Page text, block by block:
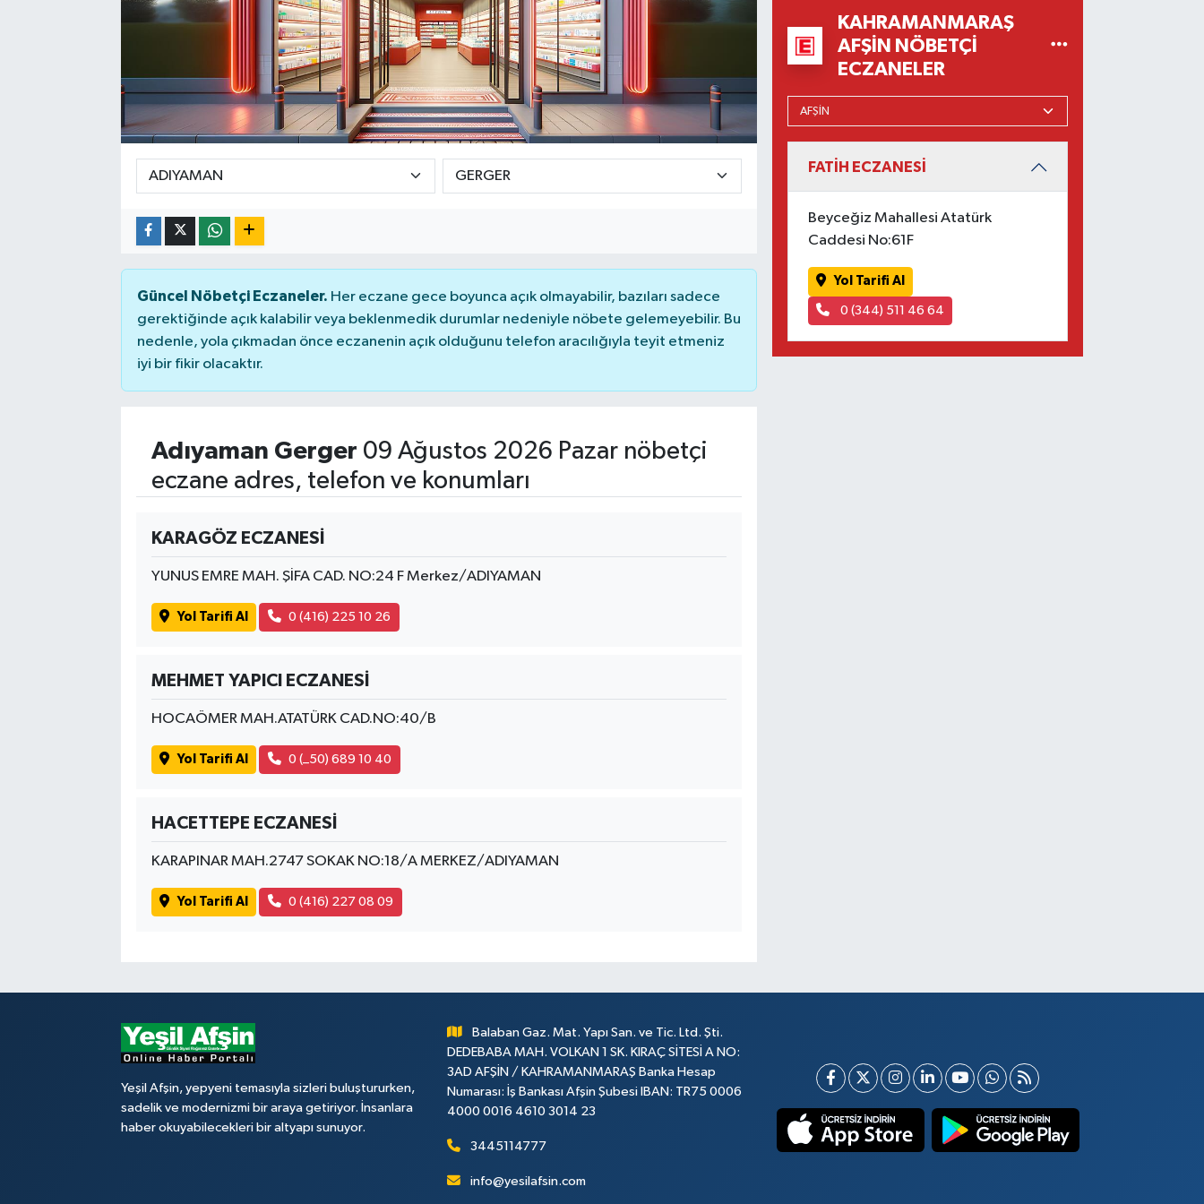
Güncel Nöbetçi Eczaneler. Her eczane gece boyunca açık olmayabilir, bazıları sadece
gerektiğinde açık kalabilir veya beklenmedik durumlar nedeniyle nöbete gelemeyebilir. Bu
nedenle, yola çıkmadan önce eczanenin açık olduğunu telefon aracılığıyla teyit etmeniz
iyi bir fikir olacaktır.
Adıyaman Gerger 09 Ağustos 2026 Pazar nöbetçi
eczane adres, telefon ve konumları
KARAGÖZ ECZANESİ
YUNUS EMRE MAH. ŞİFA CAD. NO:24 F Merkez/ADIYAMAN
Yol Tarifi Al 0 (416) 225 10 26
MEHMET YAPICI ECZANESİ
HOCAÖMER MAH.ATATÜRK CAD.NO:40/B
Yol Tarifi Al 0 (_50) 689 10 40
HACETTEPE ECZANESİ
KARAPINAR MAH.2747 SOKAK NO:18/A MERKEZ/ADIYAMAN
Yol Tarifi Al 0 (416) 227 08 09
KAHRAMANMARAŞ
AFŞIN NÖBETÇI
ECZANELER
FATİH ECZANESİ
Beyceğiz Mahallesi Atatürk
Caddesi No:61F
Yol Tarifi Al
0 (344) 511 46 64
Yeşil Afşin, yepyeni temasıyla sizleri buluştururken,
sadelik ve modernizmi bir araya getiriyor. İnsanlara
haber okuyabilecekleri bir altyapı sunuyor.
Balaban Gaz. Mat. Yapı San. ve Tic. Ltd. Şti.
DEDEBABA MAH. VOLKAN 1 SK. KIRAÇ SİTESİ A NO:
3AD AFŞİN / KAHRAMANMARAŞ Banka Hesap
Numarası: İş Bankası Afşin Şubesi IBAN: TR75 0006
4000 0016 4610 3014 23
3445114777
info@yesilafsin.com